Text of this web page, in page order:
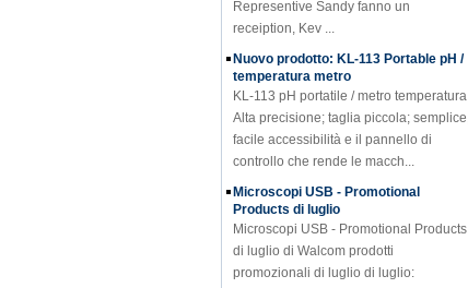
receiption, Kev ...
temperatura metro
KL-113 pH portatile / metro temperatura
Alta precisione; taglia piccola; semplice,
facile accessibilità e il pannello di
controllo che rende le macch...
Products di luglio
Microscopi USB - Promotional Products
di luglio di Walcom prodotti
promozionali di luglio di luglio:
Microscopio USB: DMU-U200X, DMU-